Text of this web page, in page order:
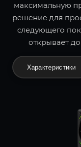
максимальную
решение для
следующего
открывает
Характеристики